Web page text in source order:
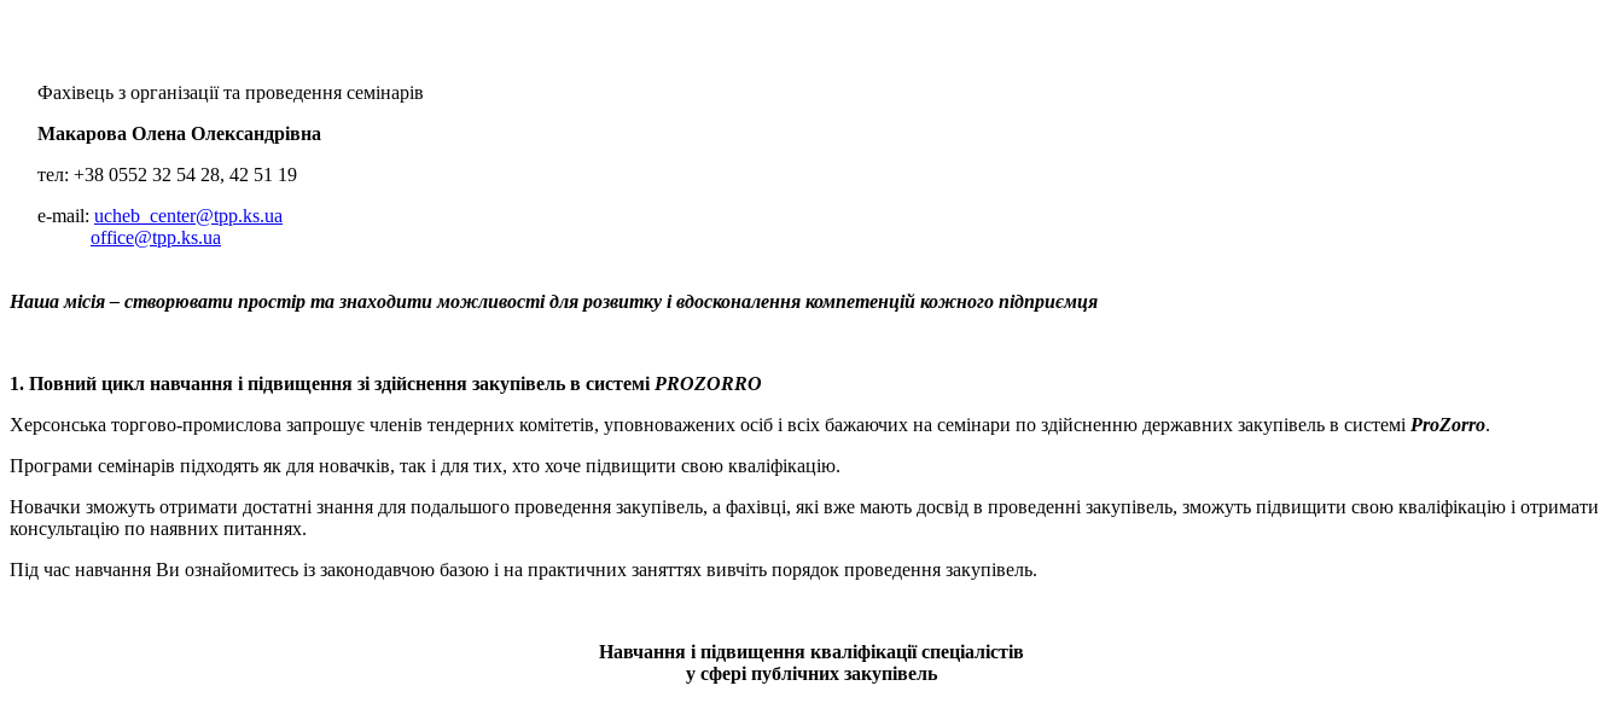
Фахівець з організації та проведення семінарів
Макарова Олена Олександрівна
тел: +38 0552 32 54 28, 42 51 19
e-mail: ucheb_center@tpp.ks.ua
office@tpp.ks.ua
Наша місія – створювати простір та знаходити можливості для розвитку і вдосконалення компетенцій кожного підприємця
1. Повний цикл навчання і підвищення зі здійснення закупівель в системі PROZORRO
Херсонська торгово-промислова запрошує членів тендерних комітетів, уповноважених осіб і всіх бажаючих на семінари по здійсненню державних закупівель в системі ProZorro.
Програми семінарів підходять як для новачків, так і для тих, хто хоче підвищити свою кваліфікацію.
Новачки зможуть отримати достатні знання для подальшого проведення закупівель, а фахівці, які вже мають досвід в проведенні закупівель, зможуть підвищити свою кваліфікацію і отримати
консультацію по наявних питаннях.
Під час навчання Ви ознайомитесь із законодавчою базою і на практичних заняттях вивчіть порядок проведення закупівель.
Навчання і підвищення кваліфікації спеціалістів
у сфері публічних закупівель